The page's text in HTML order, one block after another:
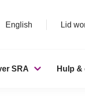
English Lid
SRA Hulp